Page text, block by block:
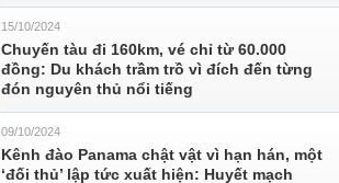
15/10/2024
Chuyến tàu đi 160km, vé chỉ từ 60.000
đồng: Du khách trầm trồ vì đích đến từng
đón nguyên thủ nổi tiếng
09/10/2024
Kênh đào Panama chật vật vì hạn hán, một
‘đối thủ’ lập tức xuất hiện: Huyết mạch